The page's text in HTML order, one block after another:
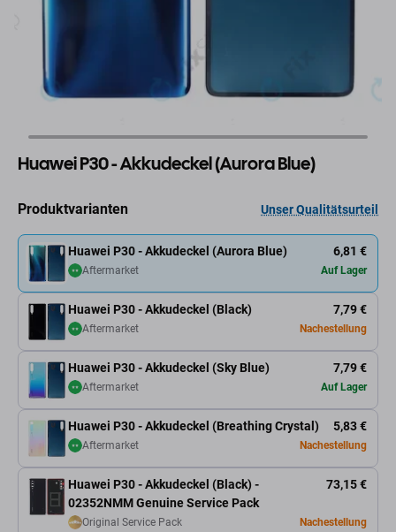
Huawei P30 - Akkudeckel (Aurora Blue)
Produktvarianten Unser Qualitätsurteil
Huawei P30 - Akkudeckel (Black) 7,79 €
Aftermarket Nachestellung
Huawei P30 - Akkudeckel (Sky Blue) 7,79 €
Aftermarket Auf Lager
Huawei P30 - Akkudeckel (Aurora Blue) 6,81 €
Aftermarket Auf Lager
Huawei P30 - Akkudeckel (Breathing Crystal) 5,83 €
Aftermarket Nachestellung
Huawei P30 - Akkudeckel (Black) -
02352NMM Genuine Service Pack
73,15 €
Original Service Pack Nachestellung